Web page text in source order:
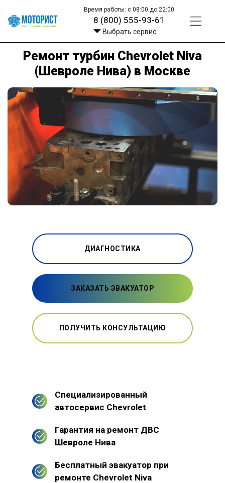
Время работы: с 08:00 до 22:00
8 (800) 555-93-61
Выбрать сервис
Ремонт турбин Chevrolet Niva
(Шевроле Нива) в Москве
ДИАГНОСТИКА
ЗАКАЗАТЬ ЭВАКУАТОР
ПОЛУЧИТЬ КОНСУЛЬТАЦИЮ
Специализированный
автосервис Chevrolet
Гарантия на ремонт ДВС
Шевроле Нива
Бесплатный эвакуатор при
ремонте Chevrolet Niva